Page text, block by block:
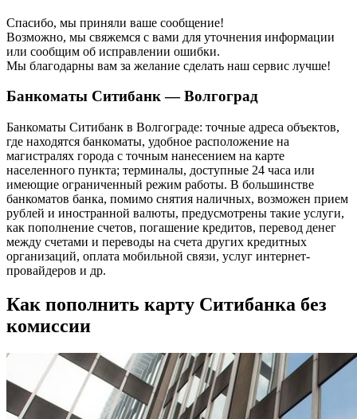
Спасибо, мы приняли ваше сообщение!
Возможно, мы свяжемся с вами для уточнения информации
или сообщим об исправлении ошибки.
Мы благодарны вам за желание сделать наш сервис лучше!
Банкоматы Ситибанк — Волгоград
Банкоматы Ситибанк в Волгограде: точные адреса объектов,
где находятся банкоматы, удобное расположение на
магистралях города с точным нанесением на карте
населенного пункта; терминалы, доступные 24 часа или
имеющие ограниченный режим работы. В большинстве
банкоматов банка, помимо снятия наличных, возможен прием
рублей и иностранной валюты, предусмотрены такие услуги,
как пополнение счетов, погашение кредитов, перевод денег
между счетами и переводы на счета других кредитных
организаций, оплата мобильной связи, услуг интернет-
провайдеров и др.
Как пополнить карту Ситибанка без
комиссии